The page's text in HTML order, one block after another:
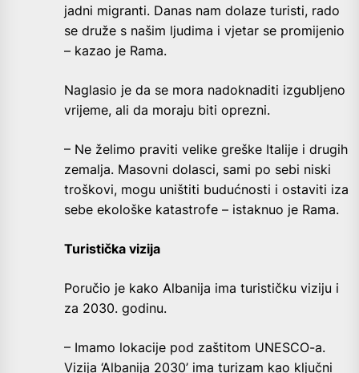
jadni migranti. Danas nam dolaze turisti, rado
se druže s našim ljudima i vjetar se promijenio
– kazao je Rama.
Naglasio je da se mora nadoknaditi izgubljeno
vrijeme, ali da moraju biti oprezni.
– Ne želimo praviti velike greške Italije i drugih
zemalja. Masovni dolasci, sami po sebi niski
troškovi, mogu uništiti budućnosti i ostaviti iza
sebe ekološke katastrofe – istaknuo je Rama.
Turistička vizija
Poručio je kako Albanija ima turističku viziju i
za 2030. godinu.
– Imamo lokacije pod zaštitom UNESCO-a.
Vizija ‘Albanija 2030’ ima turizam kao ključni